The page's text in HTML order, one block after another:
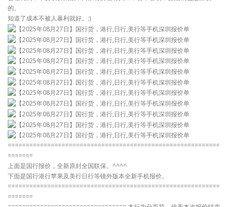
的。
知道了成本不被人暴利就好。:)
===========================================================
=======
上面是国行报价，全新原封全国联保。^^^^
下面是国行港行苹果及美行日行等镜外版本全新手机报价。
===========================================================
=======